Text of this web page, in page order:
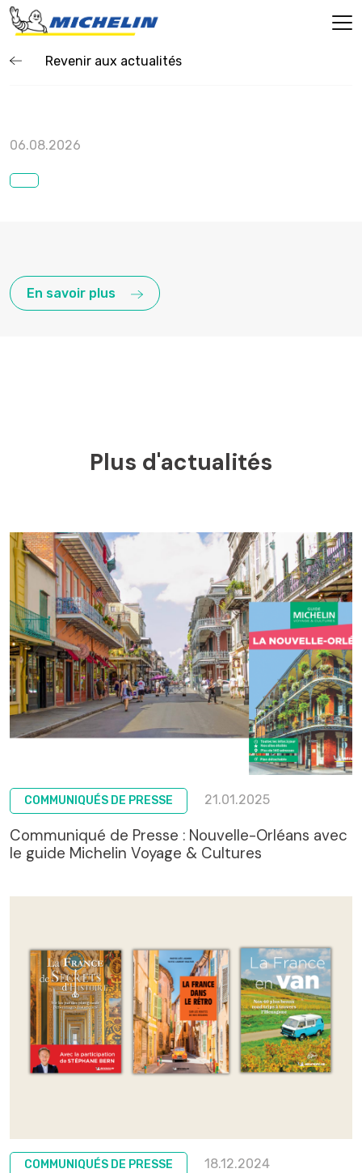
Revenir aux actualités
06.08.2026
En savoir plus
Plus d'actualités
COMMUNIQUÉS DE PRESSE 21.01.2025
Communiqué de Presse : Nouvelle-Orléans avec
le guide Michelin Voyage & Cultures
COMMUNIQUÉS DE PRESSE 18.12.2024